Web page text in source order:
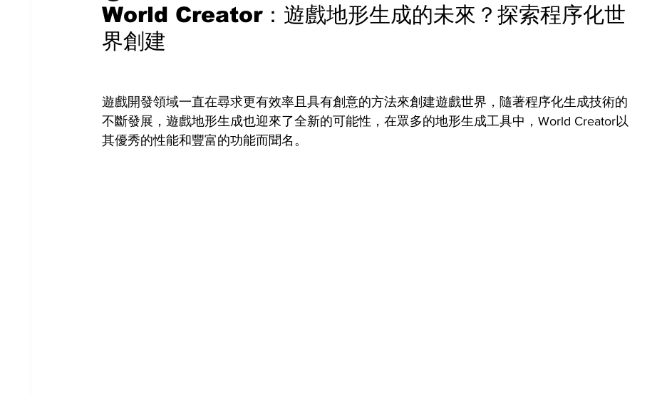
World Creator：遊戲地形生成的未來？探索程序化世
界創建
遊戲開發領域一直在尋求更有效率且具有創意的方法來創建遊戲世界，隨著程序化生成技術的
不斷發展，遊戲地形生成也迎來了全新的可能性，在眾多的地形生成工具中，World Creator以
其優秀的性能和豐富的功能而聞名。